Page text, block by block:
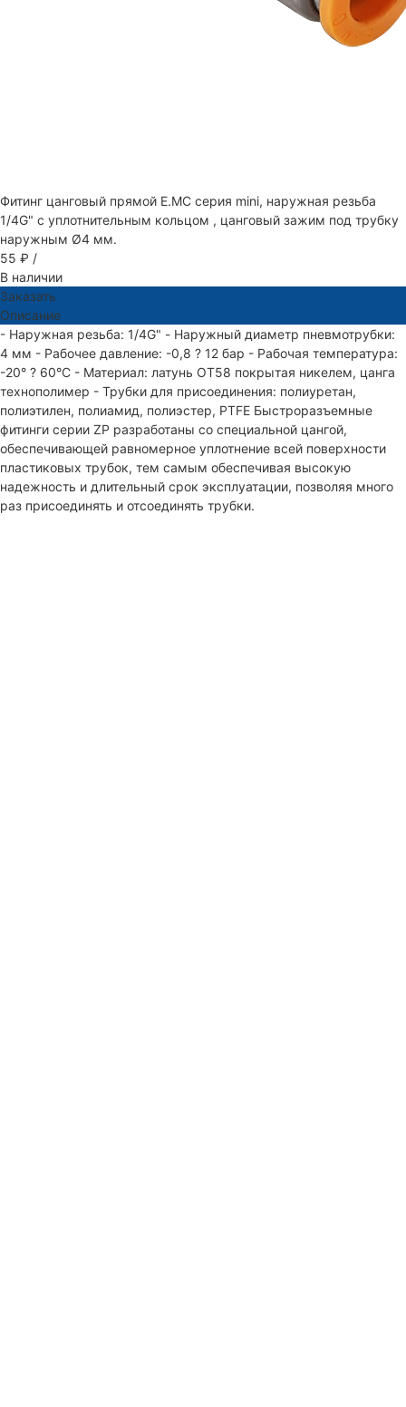
Фитинг цанговый прямой E.MC серия mini, наружная резьба
1/4G" с уплотнительным кольцом , цанговый зажим под трубку
наружным Ø4 мм.
55 ₽ /
В наличии
Заказать
Описание
- Наружная резьба: 1/4G" - Наружный диаметр пневмотрубки:
4 мм - Рабочее давление: -0,8 ? 12 бар - Рабочая температура:
-20° ? 60°С - Материал: латунь ОТ58 покрытая никелем, цанга
технополимер - Трубки для присоединения: полиуретан,
полиэтилен, полиамид, полиэстер, PTFE Быстроразъемные
фитинги серии ZP разработаны со специальной цангой,
обеспечивающей равномерное уплотнение всей поверхности
пластиковых трубок, тем самым обеспечивая высокую
надежность и длительный срок эксплуатации, позволяя много
раз присоединять и отсоединять трубки.